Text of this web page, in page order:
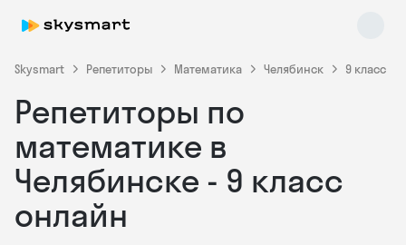
Skysmart Репетиторы Математика Челябинск 9 класс
Репетиторы по
математике в
Челябинске - 9 класс
онлайн